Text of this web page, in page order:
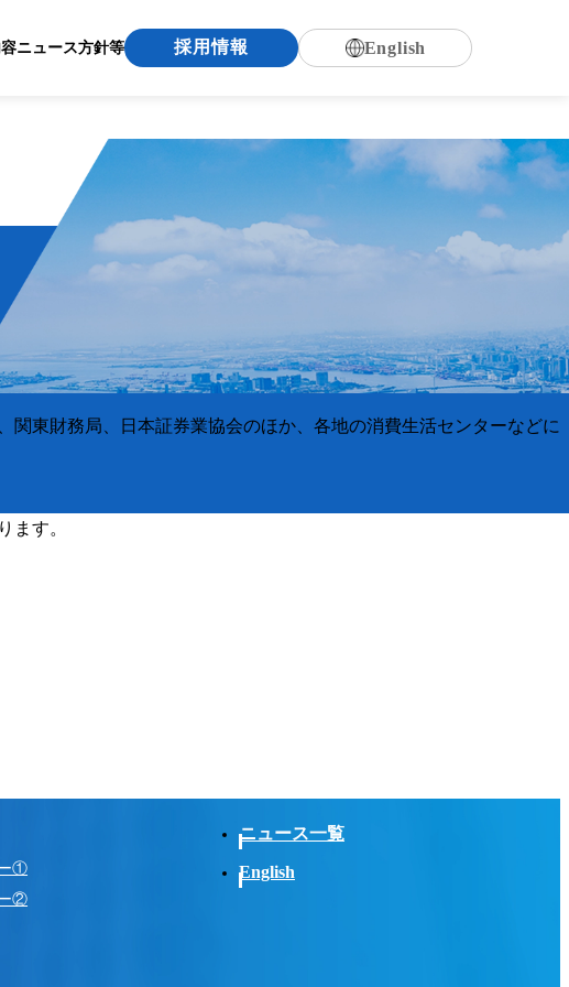
ニュース方針等 採用情報 English
東財務局、日本証券業協会のほか、各地の消費生活センターなどに
ます。
①
②
ニュース一覧
English